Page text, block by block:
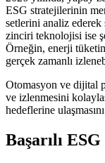
ESG stratejilerinin
setlerini analiz
zinciri teknolojisi ise
Örneğin, enerji
gerçek zamanlı
Otomasyon ve dijital
ve izlenmesini
hedeflerine
Başarılı